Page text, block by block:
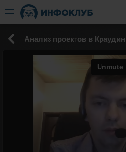
Анализ проектов в